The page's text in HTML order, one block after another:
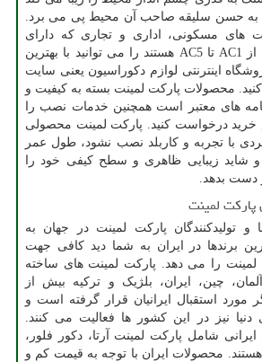
به حسن سلیقه صاحب آن محیط پی می برد.
های مسکونی، اداری و تجاری که دارای
AC1 تاAC5 هستند را می توانید با بهترین
اینترنتی لوازم دکوراسیون یعنی سایت
محصولات پارکت لمینت بسته به کیفیت و
های معتبر است همچنین خدمات نصب را
خرید درخواست کنید. پارکت لمینت محصولی
با تجربه و کاربلد نصب نشود، طول عمر
شاید زیبایی ظاهری و سطح کیفی خود را
دست بدهد.
پارکت لمینت
و تولیدکنندگان پارکت لمینت در جهان به
در ایران به شما دید کافی جهت
لمینت را می دهد. پارکت لمینت های ساخته
چین، ایران، بلژیک و ترکیه بیش از
مورد استقبال ایرانیان قرار گرفته است و
دنیا نیز در این کشور ها فعالیت می کنند.
شامل پارکت لمینت آرتا، دکور فلور،
هستند. محصولات ایران با توجه به قیمت کم و